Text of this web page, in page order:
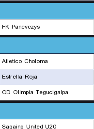
FK Panevezys
Atletico Choloma
Estrella Roja
CD Olimpia Tegucigalpa
Sagaing United U20